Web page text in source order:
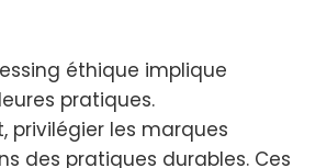
éthique implique
pratiques.
privilégier les marques
des pratiques durables. Ces